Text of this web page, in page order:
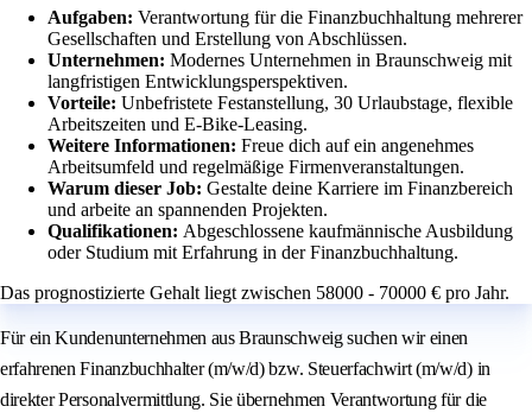
Aufgaben: Verantwortung für die Finanzbuchhaltung mehrerer
Gesellschaften und Erstellung von Abschlüssen.
Unternehmen: Modernes Unternehmen in Braunschweig mit
langfristigen Entwicklungsperspektiven.
Vorteile: Unbefristete Festanstellung, 30 Urlaubstage, flexible
Arbeitszeiten und E-Bike-Leasing.
Weitere Informationen: Freue dich auf ein angenehmes
Arbeitsumfeld und regelmäßige Firmenveranstaltungen.
Warum dieser Job: Gestalte deine Karriere im Finanzbereich
und arbeite an spannenden Projekten.
Qualifikationen: Abgeschlossene kaufmännische Ausbildung
oder Studium mit Erfahrung in der Finanzbuchhaltung.
Das prognostizierte Gehalt liegt zwischen 58000 - 70000 € pro Jahr.
Für ein Kundenunternehmen aus Braunschweig suchen wir einen
erfahrenen Finanzbuchhalter (m/w/d) bzw. Steuerfachwirt (m/w/d) in
direkter Personalvermittlung. Sie übernehmen Verantwortung für die